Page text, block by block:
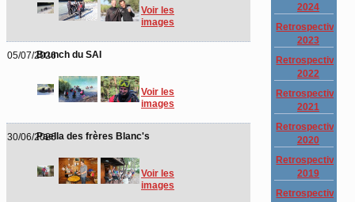
Voir les
images
05/07/2026Brunch du SAI
Voir les
images
30/06/2026Paella des frères Blanc's
Voir les
images
2024
Retrospective
2023
Retrospective
2022
Retrospective
2021
Retrospective
2020
Retrospective
2019
Retrospective